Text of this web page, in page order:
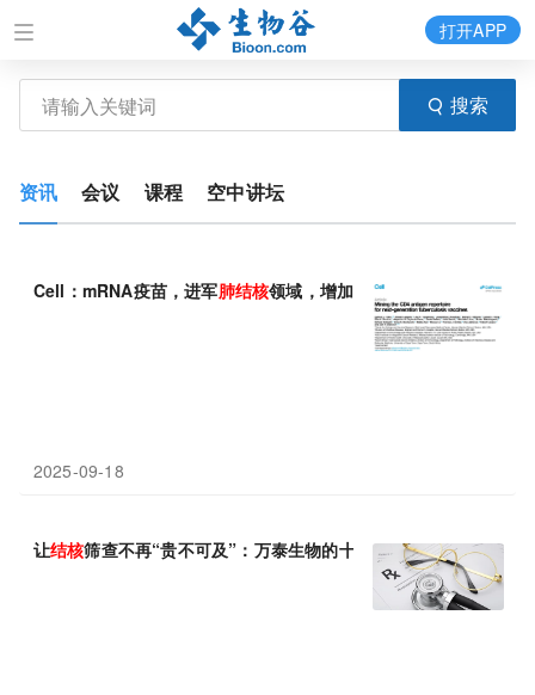
搜索
打开APP
资讯 会议 课程 空中讲坛
Cell：mRNA疫苗，进军肺结核领域，增加并超越卡介苗保护效果
2025-09-18
让结核筛查不再“贵不可及”：万泰生物的十年坚守